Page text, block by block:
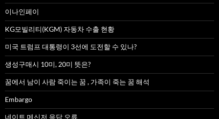
이나인페이
KG모빌리티(KGM) 자동차 수출 현황
미국 트럼프 대통령이 3선에 도전할 수 있나?
생성구매시 10미, 20미 뜻은?
꿈에서 남이 사람 죽이는 꿈 , 가족이 죽는 꿈 해석
Embargo
네이트 메신저 응답 오류